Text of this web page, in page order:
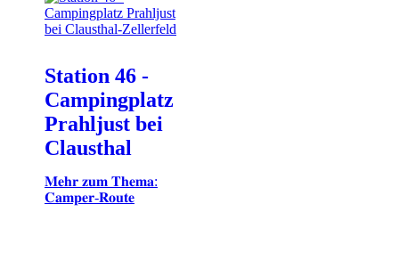
Station 46 -
Campingplatz
Prahljust bei
Clausthal
𝐌𝐞𝐡𝐫 𝐳𝐮𝐦 𝐓𝐡𝐞𝐦𝐚:
𝐂𝐚𝐦𝐩𝐞𝐫-𝐑𝐨𝐮𝐭𝐞